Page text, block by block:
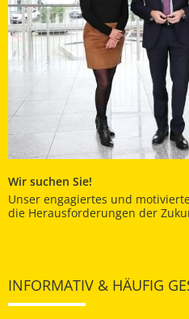
Wir suchen Sie!
Unser engagiertes und
die Herausforderungen der
INFORMATIV & HÄUFIG